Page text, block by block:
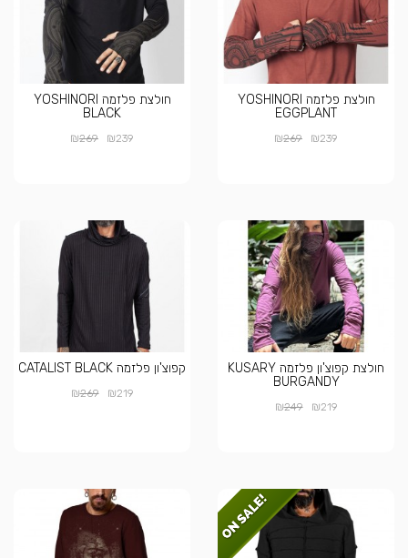
חולצת פלזמה YOSHINORI
EGGPLANT
₪239
₪269
חולצת פלזמה YOSHINORI
BLACK
₪239
₪269
חולצת קפוצ'ון פלזמה KUSARY
BURGANDY
₪219
₪249
קפוצ'ון פלזמה CATALIST BLACK
₪219
₪269